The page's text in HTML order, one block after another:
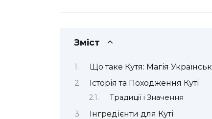
Зміст
Що таке Кутя: Магія
Історія та Походження Куті
Традиції і Значення
Інгредієнти для Куті